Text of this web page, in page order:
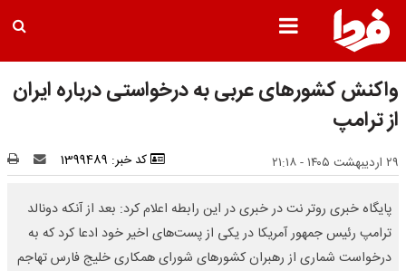
واکنش کشورهای عربی به درخواستی درباره ایران
از ترامپ
۲۹ اردیبهشت ۱۴۰۵ - ۲۱:۱۸ کد خبر: 1399489
پایگاه خبری روتر نت در خبری در این رابطه اعلام کرد: بعد از آنکه دونالد
ترامپ رئیس جمهور آمریکا در یکی از پست‌های اخیر خود ادعا کرد که به
درخواست شماری از رهبران کشورهای شورای همکاری خلیج فارس تهاجم